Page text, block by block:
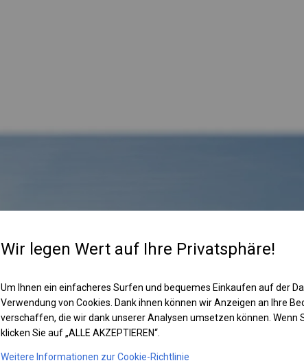
Wir legen Wert auf Ihre Privatsphäre!
Um Ihnen ein einfacheres Surfen und bequemes Einkaufen auf der
Verwendung von Cookies. Dank ihnen können wir Anzeigen an Ihre
verschaffen, die wir dank unserer Analysen umsetzen können.
klicken Sie auf „ALLE AKZEPTIEREN“.
Weitere Informationen zur Cookie-Richtlinie